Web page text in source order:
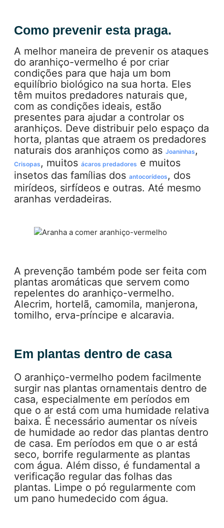
Como prevenir esta praga.
A melhor maneira de prevenir os ataques
do aranhiço-vermelho é por criar
condições para que haja um bom
equilíbrio biológico na sua horta. Eles
têm muitos predadores naturais que,
com as condições ideais, estão
presentes para ajudar a controlar os
aranhiços. Deve distribuir pelo espaço da
horta, plantas que atraem os predadores
naturais dos aranhiços como as Joaninhas ,
Crisopas , muitos ácaros predadores e muitos
insetos das famílias dos antocorídeos , dos
mirídeos, sirfídeos e outras. Até mesmo
aranhas verdadeiras.
A prevenção também pode ser feita com
plantas aromáticas que servem como
repelentes do aranhiço-vermelho.
Alecrim, hortelã, camomila, manjerona,
tomilho, erva-príncipe e alcaravia.
Em plantas dentro de casa
O aranhiço-vermelho podem facilmente
surgir nas plantas ornamentais dentro de
casa, especialmente em períodos em
que o ar está com uma humidade relativa
baixa. É necessário aumentar os níveis
de humidade ao redor das plantas dentro
de casa. Em períodos em que o ar está
seco, borrife regularmente as plantas
com água. Além disso, é fundamental a
verificação regular das folhas das
plantas. Limpe o pó regularmente com
um pano humedecido com água.